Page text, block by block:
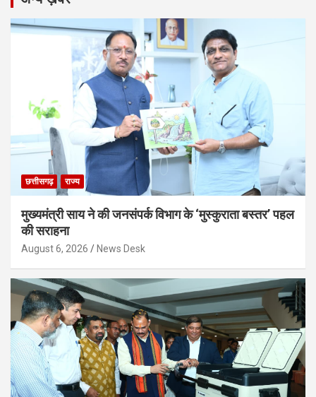
छत्तीसगढ़ राज्य
मुख्यमंत्री साय ने की जनसंपर्क विभाग के ‘मुस्कुराता बस्तर’ पहल
की सराहना
August 6, 2026 News Desk